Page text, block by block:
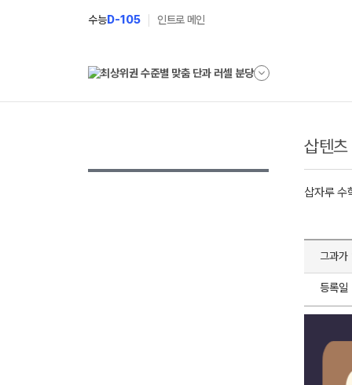
수능D-105 인트로 메인
삽텐츠
삽자루 수
그과가
등록일